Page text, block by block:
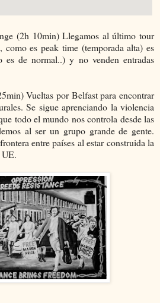
(2h 10min) Llegamos al último tour
como es peak time (temporada alta) es
de normal..) y no venden entradas
Vueltas por Belfast para encontrar
Se sigue aprenciando la violencia
todo el mundo nos controla desde las
al ser un grupo grande de gente.
entre países al estar construida la
UE.